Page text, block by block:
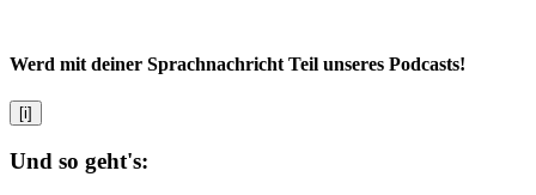
Werd mit deiner Sprachnachricht Teil unseres Podcasts!
[i]
Und so geht's: